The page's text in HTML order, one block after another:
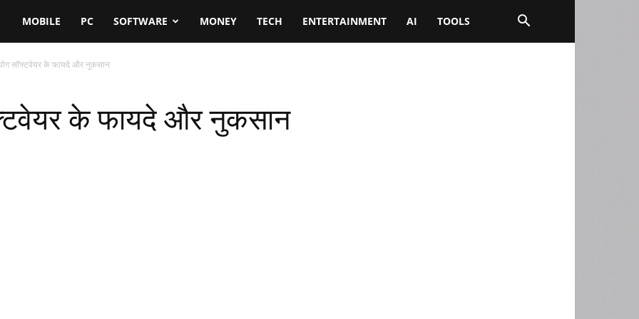
MOBILE PC SOFTWARE MONEY TECH ENTERTAINMENT AI TOOLS
सॉफ्टवेयर के फायदे और नुकसान
के फायदे और नुकसान